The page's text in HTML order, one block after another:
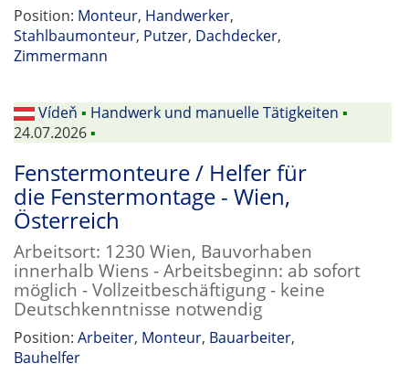
Position: Monteur, Handwerker,
Stahlbaumonteur, Putzer, Dachdecker,
Zimmermann
Vídeň ▪ Handwerk und manuelle Tätigkeiten ▪
24.07.2026▪
Fenstermonteure / Helfer für
die Fenstermontage - Wien,
Österreich
Arbeitsort: 1230 Wien, Bauvorhaben
innerhalb Wiens - Arbeitsbeginn: ab sofort
möglich - Vollzeitbeschäftigung - keine
Deutschkenntnisse notwendig
Position: Arbeiter, Monteur, Bauarbeiter,
Bauhelfer